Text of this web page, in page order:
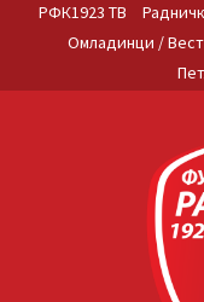
РФК1923 ТВ
Омладинци /